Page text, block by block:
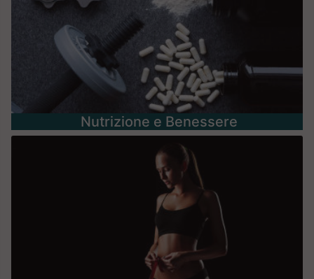
Nutrizione e Benessere